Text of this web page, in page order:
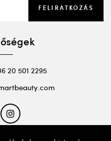
FELIRATKOZÁS
20 501 2295